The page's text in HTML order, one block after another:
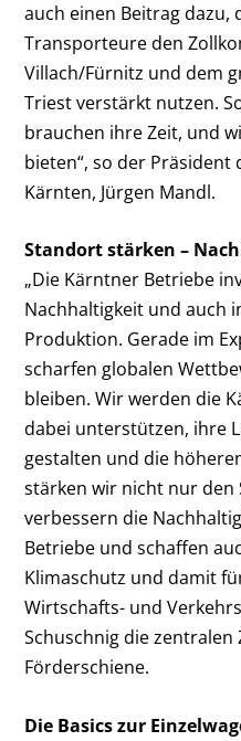
auch einen Beitrag dazu,
Transporteure den
Villach/Fürnitz und dem
Triest verstärkt nutzen.
brauchen ihre Zeit, und
bieten“, so der
Kärnten, Jürgen Mandl.
Standort stärken –
„Die Kärntner Betriebe
Nachhaltigkeit und auch
Produktion. Gerade im
scharfen globalen
bleiben. Wir werden die
dabei unterstützen, ihre
gestalten und die
stärken wir nicht nur
verbessern die
Betriebe und schaffen
Klimaschutz und damit
Wirtschafts- und
Schuschnig die
Förderschiene.
Die Basics zur